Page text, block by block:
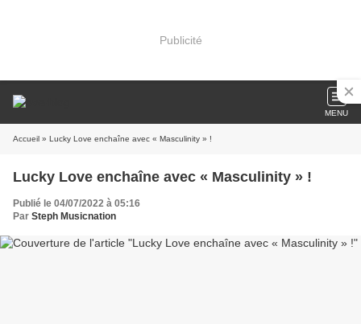
Publicité
MENU
Accueil » Lucky Love enchaîne avec « Masculinity » !
Lucky Love enchaîne avec « Masculinity » !
Publié le 04/07/2022 à 05:16
Par Steph Musicnation